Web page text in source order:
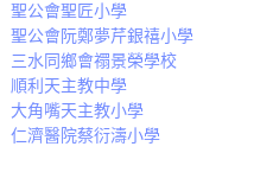
聖公會聖匠小學
聖公會阮鄭夢芹銀禧小學
三水同鄉會禤景榮學校
順利天主教中學
大角嘴天主教小學
仁濟醫院蔡衍濤小學